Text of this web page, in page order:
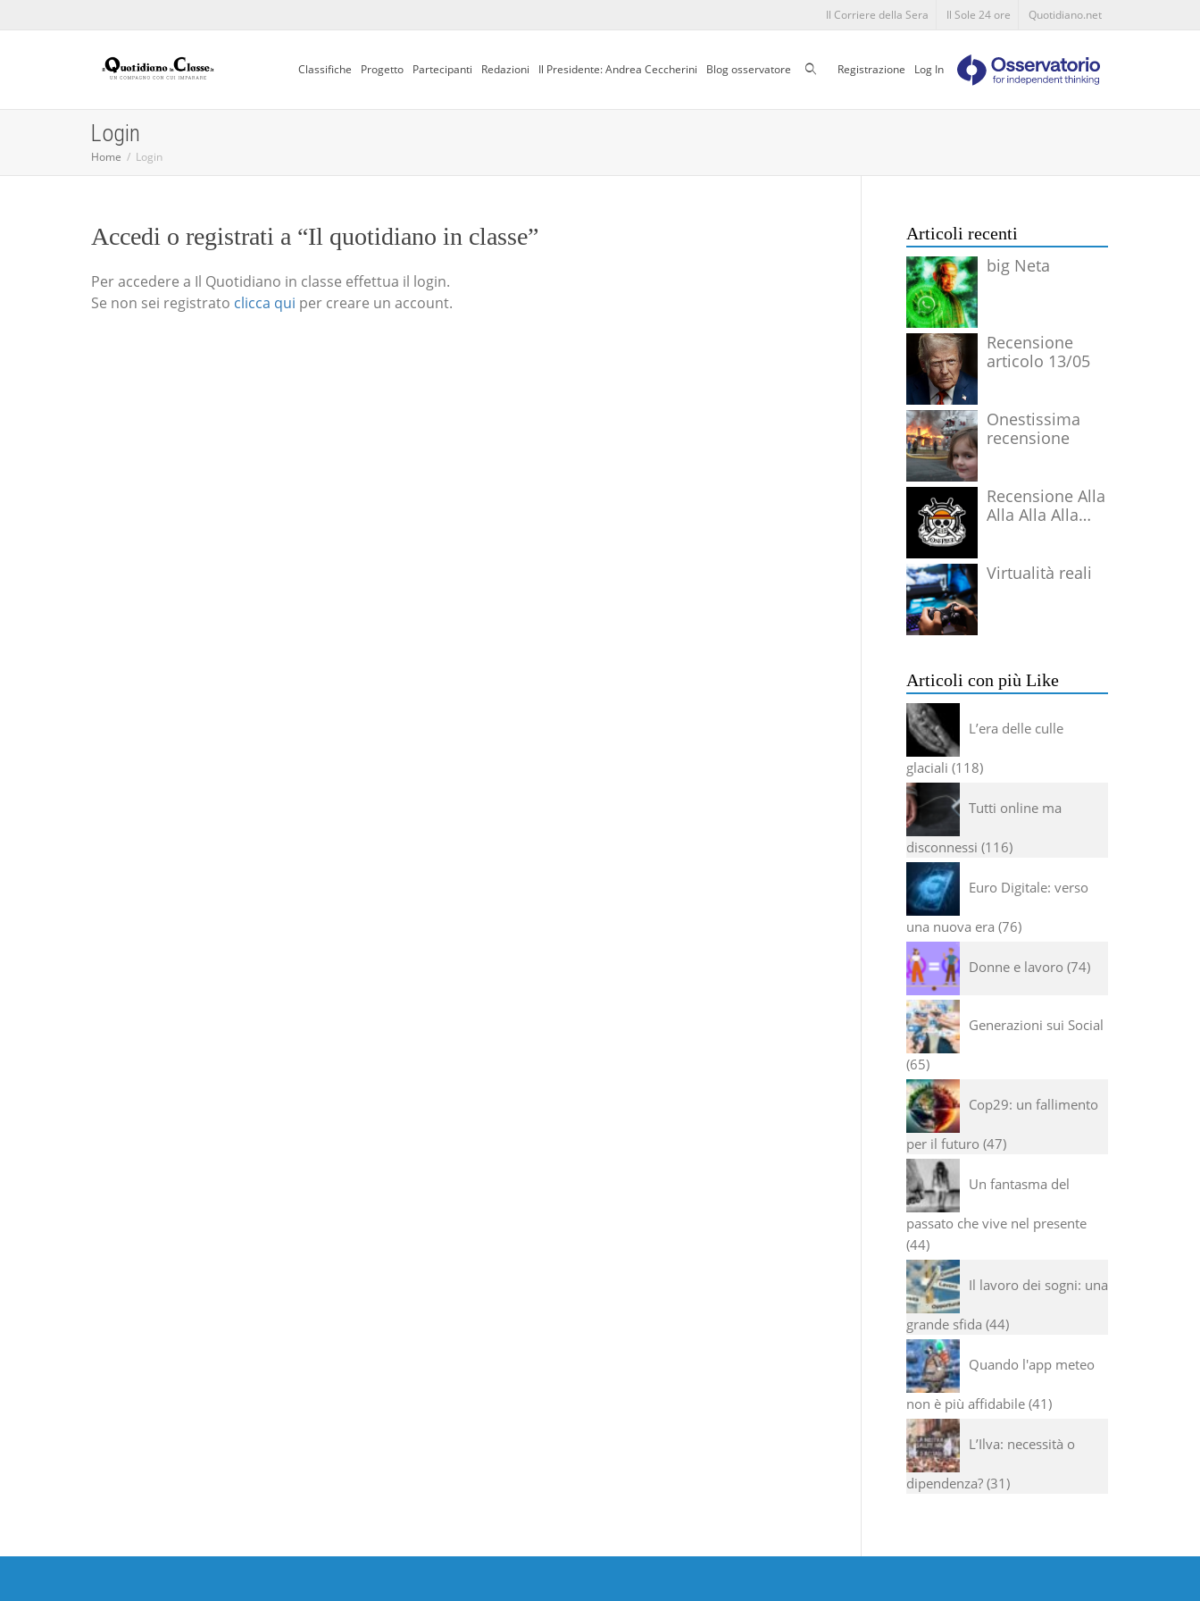
Il Corriere della Sera Il Sole 24 ore Quotidiano.net
Classifiche Progetto Partecipanti Redazioni Il Presidente: Andrea Ceccherini Blog osservatore CercaRegistrazione Log In
Login
Home Login
Accedi o registrati a “Il quotidiano in classe”
Per accedere a Il Quotidiano in classe effettua il login.
Se non sei registrato clicca qui per creare un account.
Articoli recenti
big Neta
Recensione
articolo 13/05
Onestissima
recensione
Recensione Alla
Alla Alla Alla
Virtualità reali
Articoli con più Like
L’era delle culle
glaciali 118
Tutti online ma
disconnessi 116
Euro Digitale: verso
una nuova era 76
Donne e lavoro 74
Generazioni sui Social
65
Cop29: un fallimento
per il futuro 47
Un fantasma del
passato che vive nel presente
44
Il lavoro dei sogni: una
grande sfida 44
Quando l'app meteo
non è più affidabile 41
L’Ilva: necessità o
dipendenza? 31